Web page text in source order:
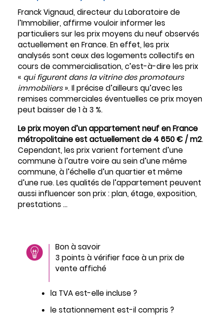
Franck Vignaud, directeur du Laboratoire de
l’Immobilier, affirme vouloir informer les
particuliers sur les prix moyens du neuf observés
actuellement en France. En effet, les prix
analysés sont ceux des logements collectifs en
cours de commercialisation, c’est-à-dire les prix
« qui figurent dans la vitrine des promoteurs
immobiliers». Il précise d’ailleurs qu’avec les
remises commerciales éventuelles ce prix moyen
peut baisser de 1 à 3 %.
Le prix moyen d’un appartement neuf en France
métropolitaine est actuellement de 4 650 € / m2.
Cependant, les prix varient fortement d’une
commune à l’autre voire au sein d’une même
commune, à l’échelle d’un quartier et même
d’une rue. Les qualités de l’appartement peuvent
aussi influencer son prix : plan, étage, exposition,
prestations …
Bon à savoir
3 points à vérifier face à un prix de
vente affiché
la TVA est-elle incluse ?
le stationnement est-il compris ?